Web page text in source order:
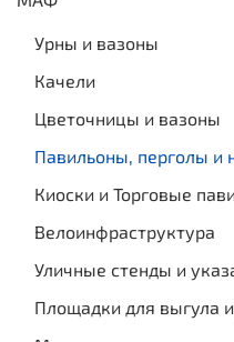
Урны и вазоны
Качели
Цветочницы и вазоны
Павильоны, перголы и
Киоски и Торговые
Велоинфраструктура
Уличные стенды и
Площадки для выгула